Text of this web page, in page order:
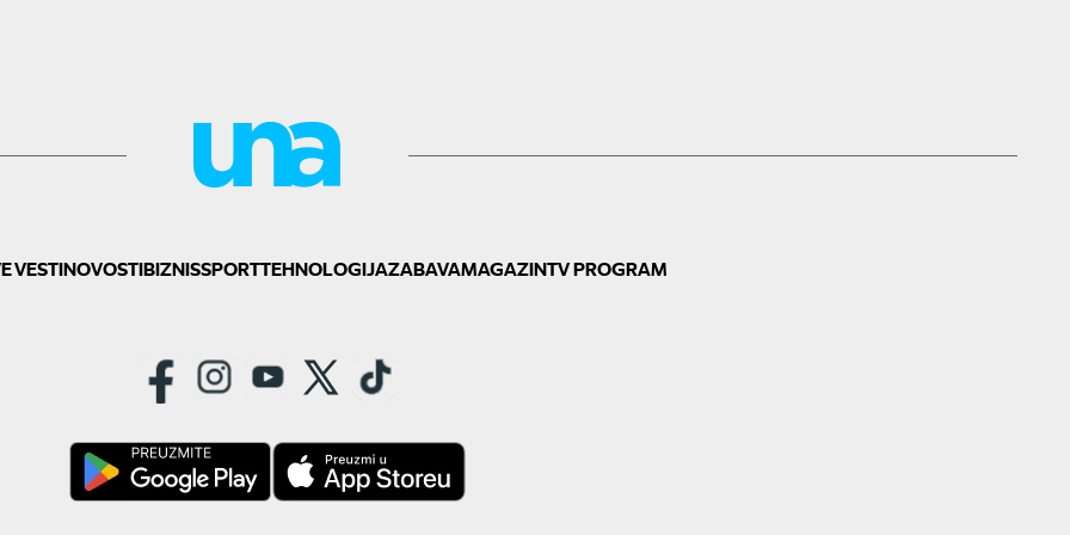
VESTINOVOSTIBIZNISSPORTTEHNOLOGIJAZABAVAMAGAZINTV PROGRAM